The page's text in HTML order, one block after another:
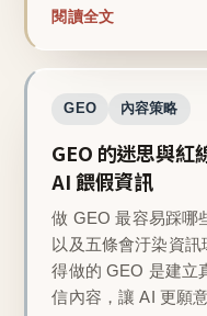
閱讀全文
GEO 內容策略
GEO 的迷思與紅
AI 餵假資訊
做 GEO 最容易踩哪
以及五條會汙染資
得做的 GEO 是建立
信內容，讓 AI 更願